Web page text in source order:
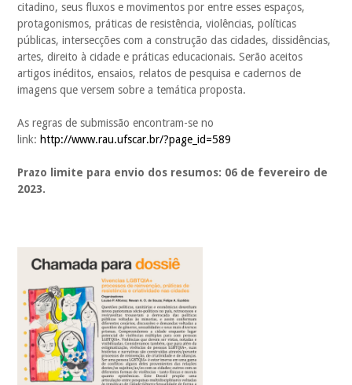
citadino, seus fluxos e movimentos por entre esses espaços,
protagonismos, práticas de resistência, violências, políticas
públicas, intersecções com a construção das cidades, dissidências,
artes, direito à cidade e práticas educacionais. Serão aceitos
artigos inéditos, ensaios, relatos de pesquisa e cadernos de
imagens que versem sobre a temática proposta.
As regras de submissão encontram-se no
link: http://www.rau.ufscar.br/?page_id=589
Prazo limite para envio dos resumos: 06 de fevereiro de
2023.